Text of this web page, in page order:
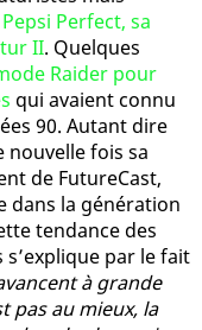
Perfect, sa
II. Quelques
Raider pour
qui avaient connu
90. Autant dire
fois sa
de FutureCast,
dans la génération
tendance des
par le fait
à grande
pas au mieux, la